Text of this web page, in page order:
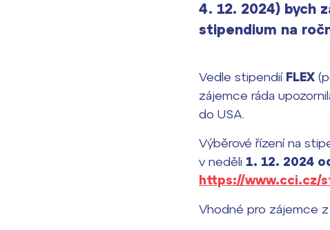
4. 12. 2024) bych
stipendium na
Vedle stipendií FLEX
zájemce ráda
do USA.
Výběrové řízení na
v neděli 1. 12. 2024
https://www.cci.cz/
Vhodné pro zájemce z